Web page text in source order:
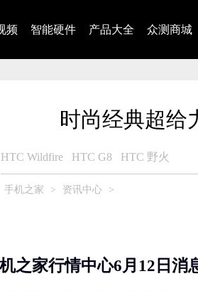
频 智能硬件 产品大全 众测商城
时尚经典超给
HTC Wildfire HTC G8 HTC 野火
手机之家 > 资讯中心 >
家行情中心6月12日